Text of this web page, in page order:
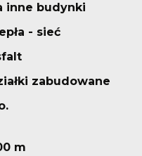
inne budynki
- sieć
zabudowane
m